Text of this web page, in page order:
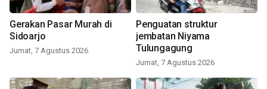
Gerakan Pasar Murah di
Sidoarjo
Jumat, 7 Agustus 2026
Penguatan struktur
jembatan Niyama
Tulungagung
Jumat, 7 Agustus 2026